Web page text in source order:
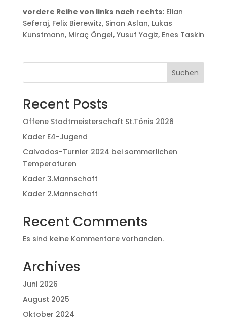
vordere Reihe von links nach rechts:Elian
Seferaj, Felix Bierewitz, Sinan Aslan, Lukas
Kunstmann, Miraç Öngel, Yusuf Yagiz, Enes Taskin
Suchen
Recent Posts
Offene Stadtmeisterschaft St.Tönis 2026
Kader E4-Jugend
Calvados-Turnier 2024 bei sommerlichen
Temperaturen
Kader 3.Mannschaft
Kader 2.Mannschaft
Recent Comments
Es sind keine Kommentare vorhanden.
Archives
Juni 2026
August 2025
Oktober 2024